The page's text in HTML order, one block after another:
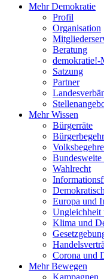
Mehr Demokratie
Profil
Organisation
Beratung
demokratie!-
Satzung
Partner
Mehr Wissen
Bürgerräte
Wahlrecht
Europa und
Ungleichheit
Klima und
Corona und
Mehr Bewegen
Kampagnen